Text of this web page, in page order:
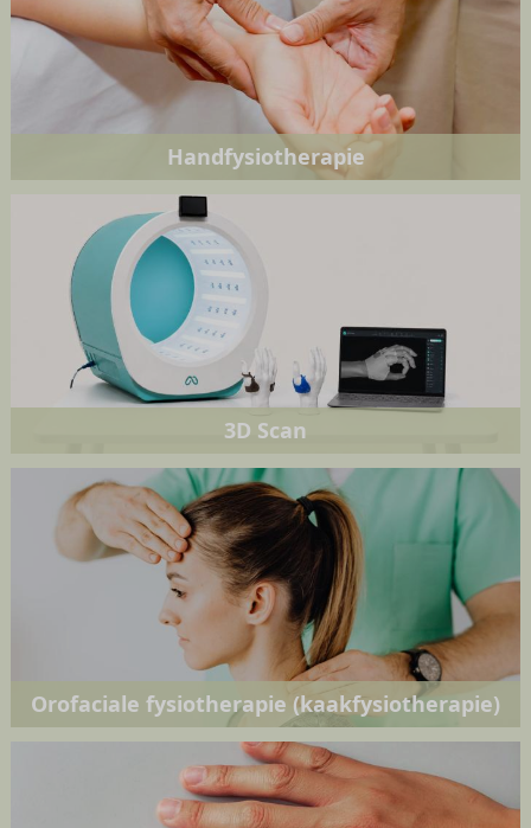
Handfysiotherapie
3D Scan
Orofaciale fysiotherapie (kaakfysiotherapie)